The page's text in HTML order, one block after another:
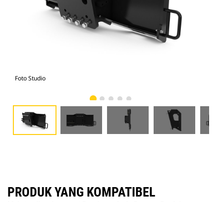
Foto Studio
PRODUK YANG KOMPATIBEL